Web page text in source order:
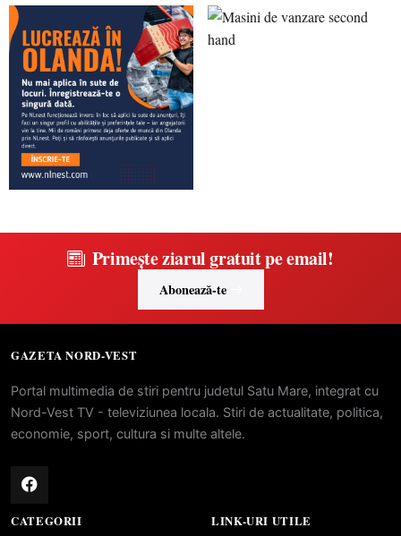
Primește ziarul gratuit pe email!
Abonează-te
GAZETA NORD-VEST
Portal multimedia de stiri pentru judetul Satu Mare, integrat cu
Nord-Vest TV - televiziunea locala. Stiri de actualitate, politica,
economie, sport, cultura si multe altele.
CATEGORII LINK-URI UTILE